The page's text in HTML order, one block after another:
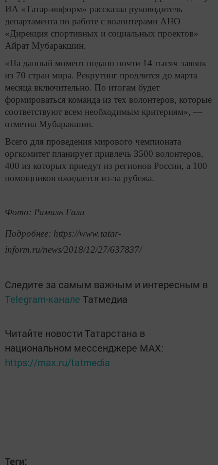
ИА «Татар-информ» рассказал руководитель
департамента по работе с волонтерами АНО
«Дирекция спортивных и социальных проектов»
Айрат Мубаракшин.
«На данный момент подано почти 14 тысяч заявок
из 70 стран мира. Рекрутинг продлится до марта
месяца включительно. По итогам будет
формироваться команда из тех волонтеров, которые
соответствуют всем необходимым критериям», —
отметил Мубаракшин.
Всего для проведения мирового чемпионата
оргкомитет планирует привлечь 3500 волонтеров,
400 из которых приедут из регионов России, а 100
помощников ожидается из-за рубежа.
Фото: Рамиль Гали
Подробнее: https://www.tatar-
inform.ru/news/2018/12/27/637837/
Следите за самым важным и интересным в
Telegram-канале Татмедиа
Читайте новости Татарстана в
национальном мессенджере MАХ:
https://max.ru/tatmedia
Теги: